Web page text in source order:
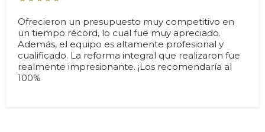
Ofrecieron un presupuesto muy competitivo en
un tiempo récord, lo cual fue muy apreciado.
Además, el equipo es altamente profesional y
cualificado. La reforma integral que realizaron fue
realmente impresionante. ¡Los recomendaría al
100%